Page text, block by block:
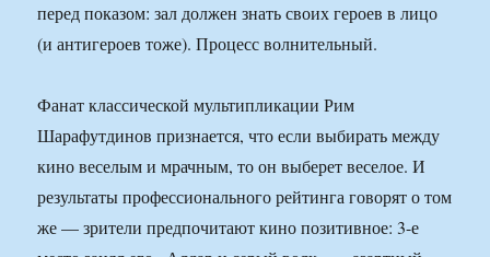
перед показом: зал должен знать своих героев в лицо
(и антигероев тоже). Процесс волнительный.
Фанат классической мультипликации Рим
Шарафутдинов признается, что если выбирать между
кино веселым и мрачным, то он выберет веселое. И
результаты профессионального рейтинга говорят о том
же — зрители предпочитают кино позитивное: 3-е